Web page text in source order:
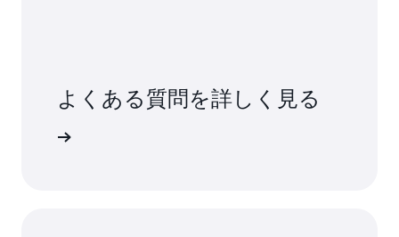
よくある質問を詳しく見る